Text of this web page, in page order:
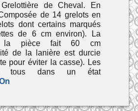
Grelottière de Cheval. En
de 14 grelots en
dont certains marqués
de 6 cm environ). La
la pièce fait 60 cm
de la lanière est durcie
pour éviter la casse). Les
tous dans un état